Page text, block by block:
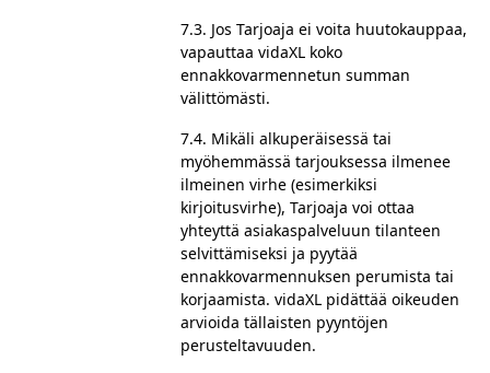
7.3. Jos Tarjoaja ei voita huutokauppaa,
vapauttaa vidaXL koko
ennakkovarmennetun summan
välittömästi.
7.4. Mikäli alkuperäisessä tai
myöhemmässä tarjouksessa ilmenee
ilmeinen virhe (esimerkiksi
kirjoitusvirhe), Tarjoaja voi ottaa
yhteyttä asiakaspalveluun tilanteen
selvittämiseksi ja pyytää
ennakkovarmennuksen perumista tai
korjaamista. vidaXL pidättää oikeuden
arvioida tällaisten pyyntöjen
perusteltavuuden.